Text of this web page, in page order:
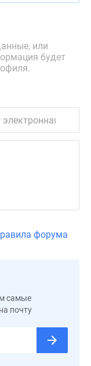
или
будет
форума
самые
почту